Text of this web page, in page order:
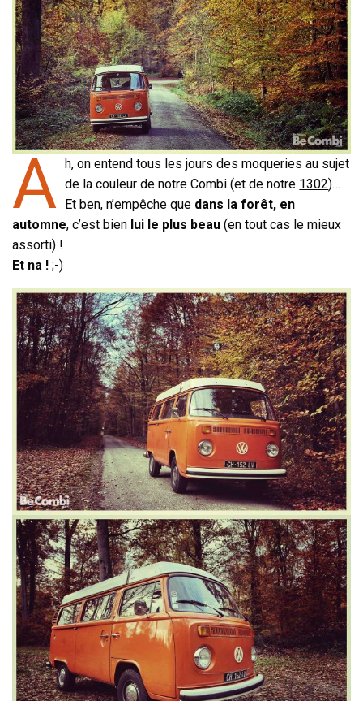
A h, on entend tous les jours des moqueries au sujet
de la couleur de notre Combi (et de notre 1302)…
Et ben, n’empêche que dans la forêt, en
automne, c’est bien lui le plus beau (en tout cas le mieux
assorti) !
Et na ! ;-)